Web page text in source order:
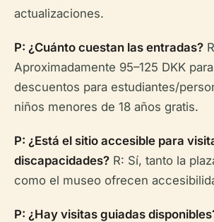
actualizaciones.
P: ¿Cuánto cuestan las entradas?
Aproximadamente 95–125 DKK
descuentos para estudiantes/
niños menores de 18 años gratis.
P: ¿Está el sitio accesible para
discapacidades? R: Sí, tanto la
como el museo ofrecen
P: ¿Hay visitas guiadas